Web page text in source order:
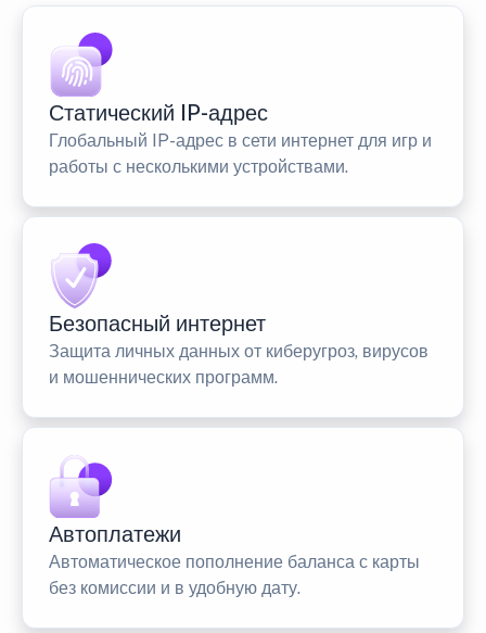
Статический IP-адрес
Глобальный IP-адрес в сети интернет для игр и
работы с несколькими устройствами.
Безопасный интернет
Защита личных данных от киберугроз, вирусов
и мошеннических программ.
Автоплатежи
Автоматическое пополнение баланса с карты
без комиссии и в удобную дату.